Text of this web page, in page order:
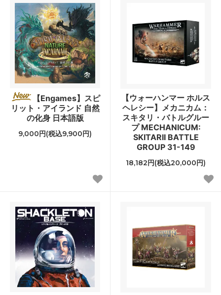
【Engames】スピ
リット・アイランド 自然
の化身 日本語版
9,000円(税込9,900円)
【ウォーハンマー ホルス
ヘレシー】メカニカム：
スキタリ・バトルグルー
プ MECHANICUM:
SKITARII BATTLE
GROUP 31-149
18,182円(税込20,000円)